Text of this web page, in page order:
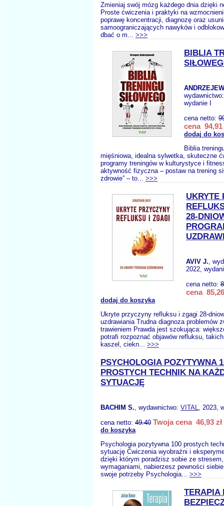
Zmieniaj swój mózg każdego dnia dzięki
Proste ćwiczenia i praktyki na
poprawę koncentracji, diagnozę oraz
samoograniczających nawyków i
dbać o m... >>>
BIBLIA
wydanie I
cena netto:
cena 94,91
dodaj do
Biblia
mięśniowa, idealna sylwetka, skuteczne
programy treningów w kulturystyce i
aktywność fizyczna – postaw na trening
zdrowie” – to... >>>
UKRYTE
28-
AVIV J.,
2022,
cena netto:
cena
dodaj do koszyka
Ukryte przyczyny refluksu i zgagi 28-
uzdrawiania Trudna diagnoza problemów
trawieniem Prawda jest szokująca:
potrafi rozpoznać objawów refluksu,
kaszel, ciekn... >>>
PSYCHOLOGIA POZYTYWNA
PROSTYCH TECHNIK NA
SYTUACJĘ
BACHIM S., wydawnictwo: VITAL, 2023,
cena netto: 49.40 Twoja cena 46,93 zł
do koszyka
Psychologia pozytywna 100 prostych
sytuację Ćwiczenia wyobraźni i
dzięki którym poradzisz sobie ze
wymaganiami, nabierzesz pewności
swoje potrzeby Psychologia... >>>
TERAPIA